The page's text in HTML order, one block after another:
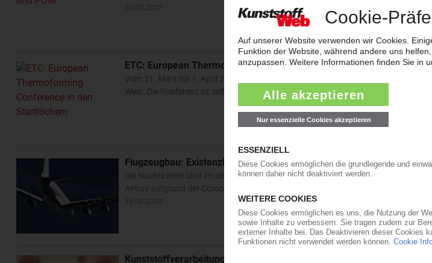
ETC: European Thermoforming Conference in den Startlöchern
Vom 31. März bis 1. April 2022 findet zum zwölften Mal die European
Wien. Die Konferenz ist seit Jahren eine der bedeutendsten Informations- und
Flugzeugbau: Existenzbedrohende Situation bei den
Die Nachrichten über Produktionsrückgänge und massiven Stellenabbau bei den
Airbus aufgrund der Corona-Krise, aber auch einigen kleineren Unternehmen der
Kunststoffverarbeitung: Sechs Wochen bis zum Höhepunkt der Corona-